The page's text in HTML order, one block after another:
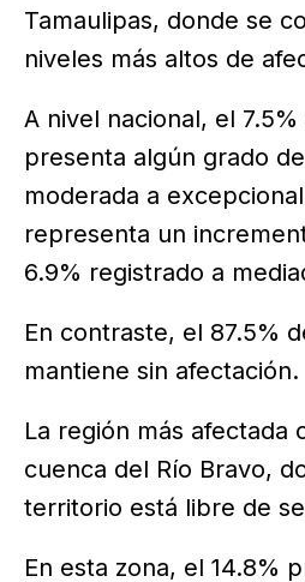
Tamaulipas, donde se
niveles más altos de
A nivel nacional, el
presenta algún grado
moderada a
representa un
6.9% registrado a
En contraste, el 87.5%
mantiene sin afectación.
La región más afectada
cuenca del Río Bravo,
territorio está libre de
En esta zona, el 14.8%